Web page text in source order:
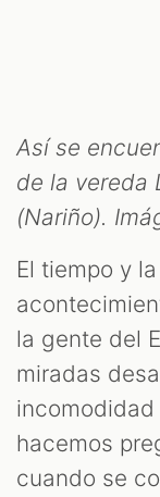
Así se
de la vereda
(Nariño).
El tiempo y
la gente del
miradas
hacemos
cuando se